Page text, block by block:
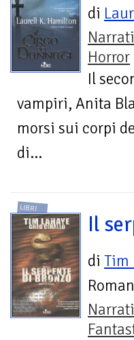
di
Horror
Il
vampiri, Anita
morsi sui corpi
di...
LIBRI
Il
di Tim